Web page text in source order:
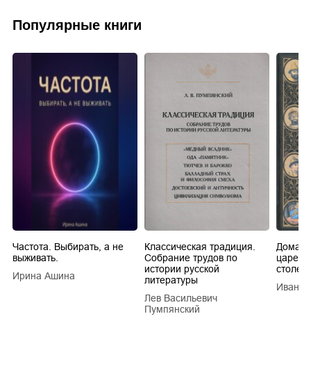
Популярные книги
Частота. Выбирать, а не
выживать.
Ирина Ашина
Классическая традиция.
Собрание трудов по
истории русской
литературы
Лев Васильевич
Пумпянский
царей
Иван